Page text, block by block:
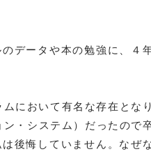
データや本の勉強に、４
において有名な存在となり
・システム）だったので
後悔していません。なぜ